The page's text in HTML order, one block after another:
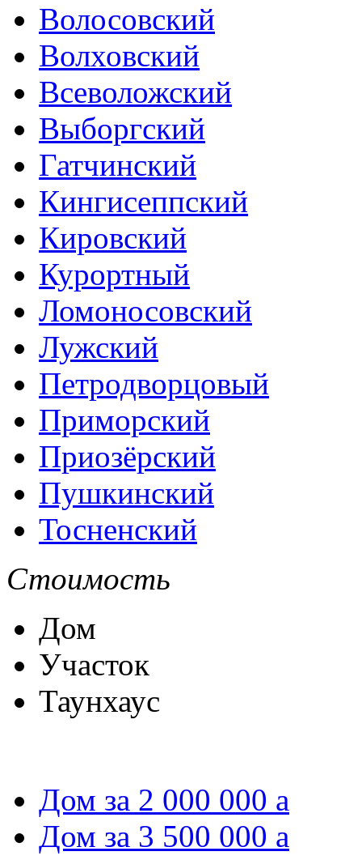
Волосовский
Волховский
Всеволожский
Выборгский
Гатчинский
Кингисеппский
Кировский
Курортный
Ломоносовский
Лужский
Петродворцовый
Приморский
Приозёрский
Пушкинский
Тосненский
Стоимость
Дом
Участок
Таунхаус
Дом за 2 000 000 a
Дом за 3 500 000 a